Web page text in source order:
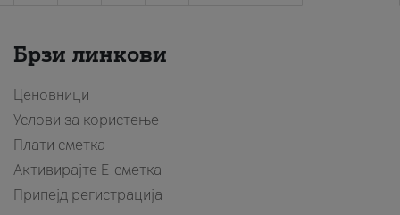
Брзи линкови
Ценовници
Услови за користење
Плати сметка
Активирајте Е-сметка
Припејд регистрација